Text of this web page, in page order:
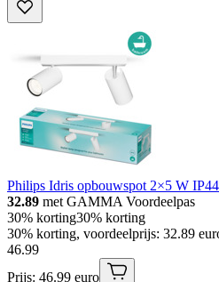
Philips Idris opbouwspot 2×5 W
32.89 met GAMMA Voordeelpas
30% korting30% korting
30% korting, voordeelprijs: 32.89
46.99
Prijs: 46.99 euro